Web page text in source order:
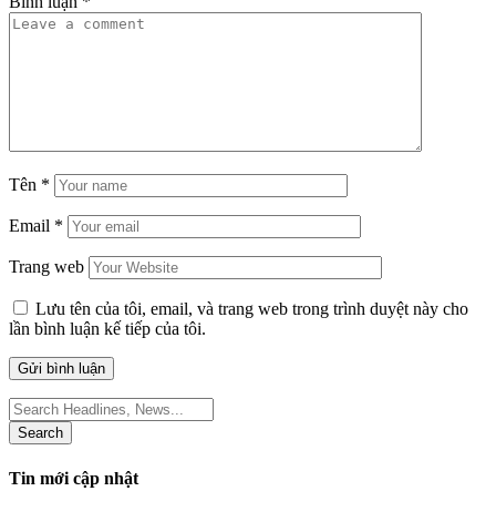
Tên *
Email *
Trang web
Lưu tên của tôi, email, và trang web trong trình duyệt này cho
lần bình luận kế tiếp của tôi.
Search
for:
Tin mới cập nhật